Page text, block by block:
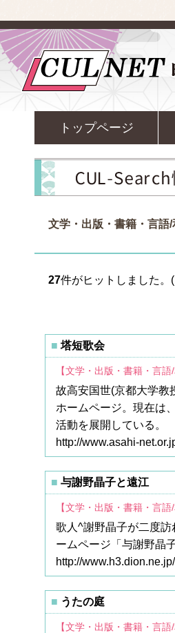
トップページ
文学・出版・書籍・言語
27件がヒットしました。
塔短歌会
【文学・出版・書籍・言
故高安国世(京都大学教
ホームページ。現在は
活動を展開している。
http://www.asahi-
与謝野晶子と遠江
【文学・出版・書籍・言
歌人^謝野晶子が二度
ームページ「与謝野晶
http://
うたの庭
【文学・出版・書籍・言